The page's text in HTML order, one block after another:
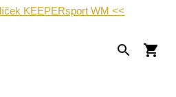
KEEPERsport WM <<